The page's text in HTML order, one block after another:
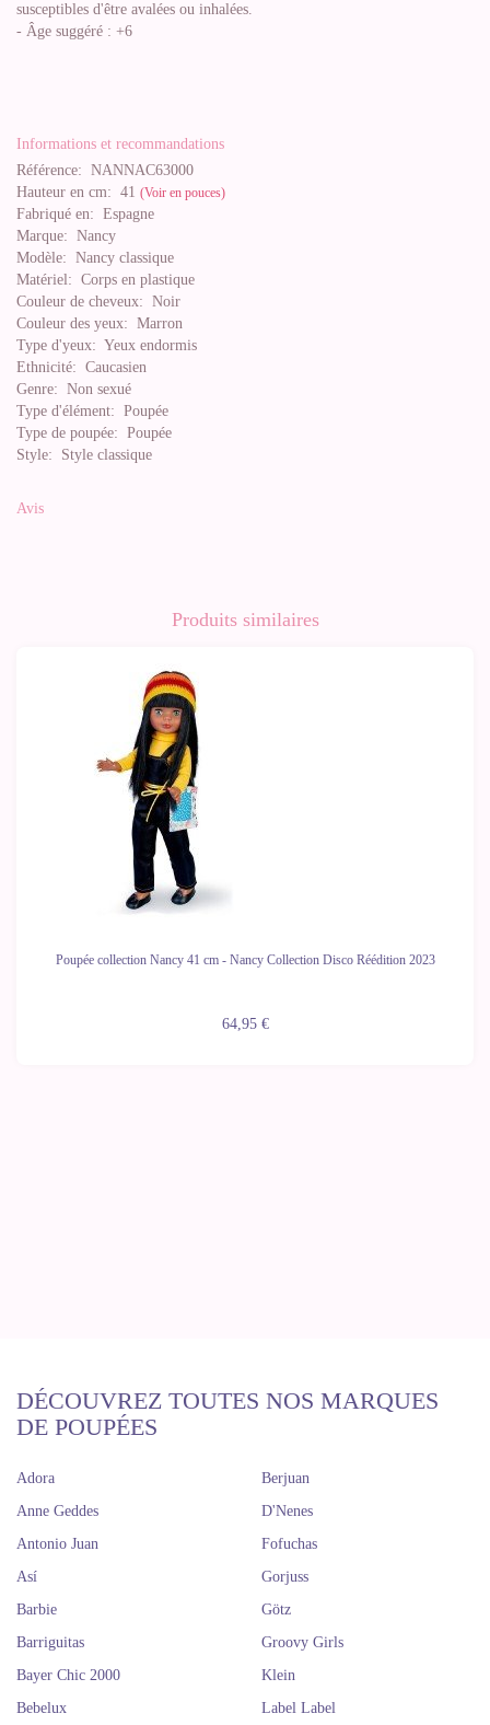
susceptibles d'être avalées ou inhalées.
- Âge suggéré : +6
Informations et recommandations
Référence: NANNAC63000
Hauteur en cm: 41 (Voir en pouces)
Fabriqué en: Espagne
Marque: Nancy
Modèle: Nancy classique
Matériel: Corps en plastique
Couleur de cheveux: Noir
Couleur des yeux: Marron
Type d'yeux: Yeux endormis
Ethnicité: Caucasien
Genre: Non sexué
Type d'élément: Poupée
Type de poupée: Poupée
Style: Style classique
Avis
Produits similaires
Poupée collection Nancy 41 cm - Nancy Collection Disco Réédition 2023
64,95 €
DÉCOUVREZ TOUTES NOS MARQUES
DE POUPÉES
Adora
Anne Geddes
Antonio Juan
Así
Barbie
Barriguitas
Bayer Chic 2000
Bebelux
Berjuan
D'Nenes
Fofuchas
Gorjuss
Götz
Groovy Girls
Klein
Label Label